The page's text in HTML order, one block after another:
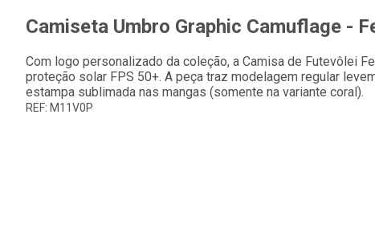
Camiseta Umbro Graphic Camuflage -
Com logo personalizado da coleção, a Camisa de Futevôlei
proteção solar FPS 50+. A peça traz modelagem regular
estampa sublimada nas mangas (somente na variante coral).
REF: M11V0P